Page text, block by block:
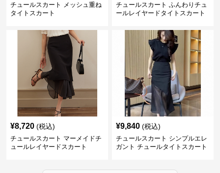
チュールスカート メッシュ重ね
タイトスカート
チュールスカート ふんわりチュ
ールレイヤードタイトスカート
¥8,720 (税込)
チュールスカート マーメイドチ
ュールレイヤードスカート
¥9,840 (税込)
チュールスカート シンプルエレ
ガント チュールタイトスカート